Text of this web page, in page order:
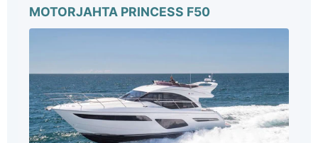
MOTORJAHTA PRINCESS F50